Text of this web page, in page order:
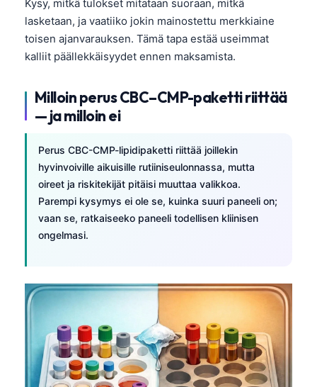
Kysy, mitkä tulokset mitataan suoraan, mitkä
lasketaan, ja vaatiiko jokin mainostettu merkkiaine
toisen ajanvarauksen. Tämä tapa estää useimmat
kalliit päällekkäisyydet ennen maksamista.
Milloin perus CBC–CMP-paketti riittää
— ja milloin ei
Perus CBC-CMP-lipidipaketti riittää joillekin
hyvinvoiville aikuisille rutiiniseulonnassa, mutta
oireet ja riskitekijät pitäisi muuttaa valikkoa.
Parempi kysymys ei ole se, kuinka suuri paneeli on;
vaan se, ratkaiseeko paneeli todellisen kliinisen
ongelmasi.
Euskara
Gàidhlig
Occitan
Afrikaans
ພາສາລາວ
Basa Jawa
Cebuano
ئۇيغۇرچە
Кыргызча
Татар теле
Беларуская мова
Frysk
Ślōnskŏ gŏdka
Norsk bokmål